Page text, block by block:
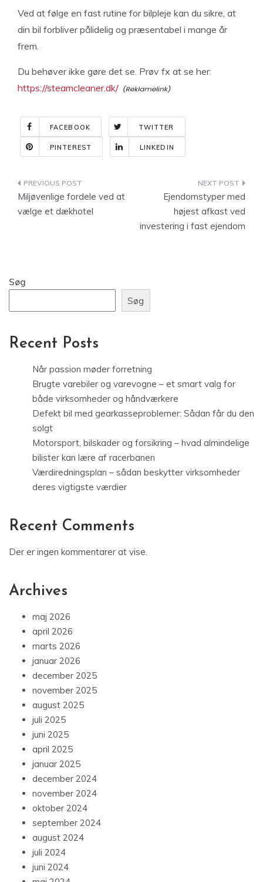
Ved at følge en fast rutine for bilpleje kan du sikre, at
din bil forbliver pålidelig og præsentabel i mange år
frem.
Du behøver ikke gøre det se. Prøv fx at se her:
https://steamcleaner.dk/
FACEBOOK TWITTER
PINTEREST LINKEDIN
Indlægsnavigation
Miljøvenlige fordele ved at
vælge et dækhotel
Ejendomstyper med
højest afkast ved
investering i fast ejendom
Søg
Søg
Recent Posts
Når passion møder forretning
Brugte varebiler og varevogne – et smart valg for
både virksomheder og håndværkere
Defekt bil med gearkasseproblemer: Sådan får du den
solgt
Motorsport, bilskader og forsikring – hvad almindelige
bilister kan lære af racerbanen
Værdiredningsplan – sådan beskytter virksomheder
deres vigtigste værdier
Recent Comments
Der er ingen kommentarer at vise.
Archives
maj 2026
april 2026
marts 2026
januar 2026
december 2025
november 2025
august 2025
juli 2025
juni 2025
april 2025
januar 2025
december 2024
november 2024
oktober 2024
september 2024
august 2024
juli 2024
juni 2024